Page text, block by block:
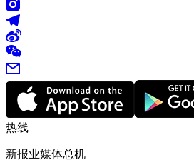
热线
新报业媒体总机